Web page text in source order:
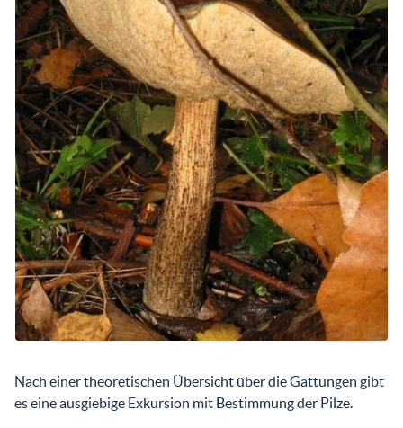
Nach einer theoretischen Übersicht über die Gattungen gibt
es eine ausgiebige Exkursion mit Bestimmung der Pilze.